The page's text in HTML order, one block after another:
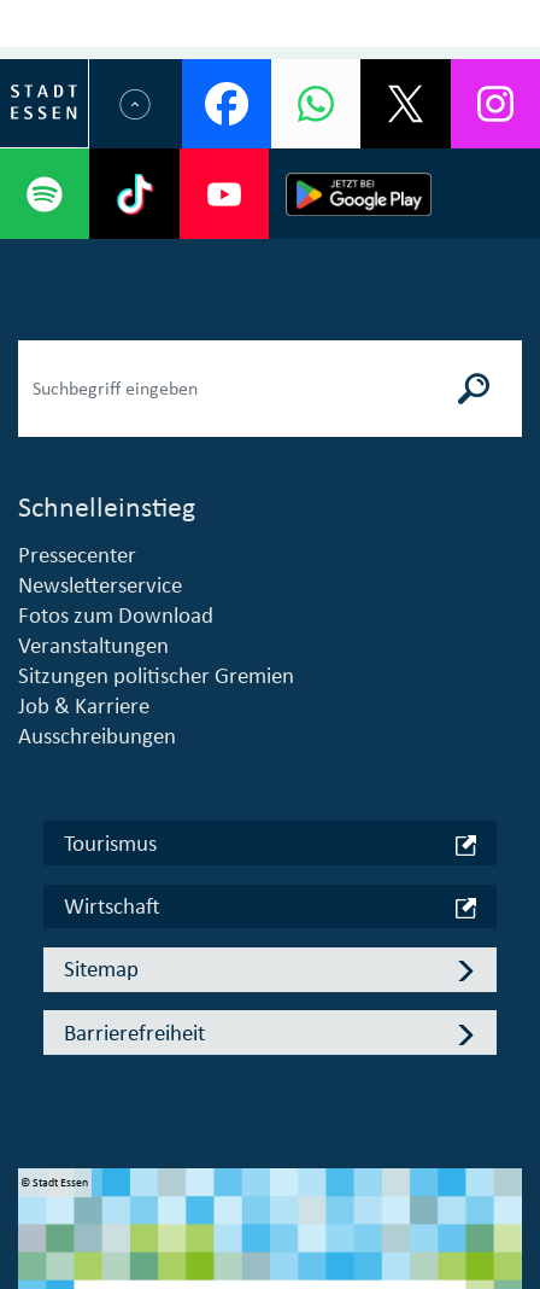
Schnelleinstieg
Pressecenter
Newsletterservice
Fotos zum Download
Veranstaltungen
Sitzungen politischer Gremien
Job & Karriere
Ausschreibungen
Tourismus
Wirtschaft
Sitemap
Barrierefreiheit
© Stadt Essen